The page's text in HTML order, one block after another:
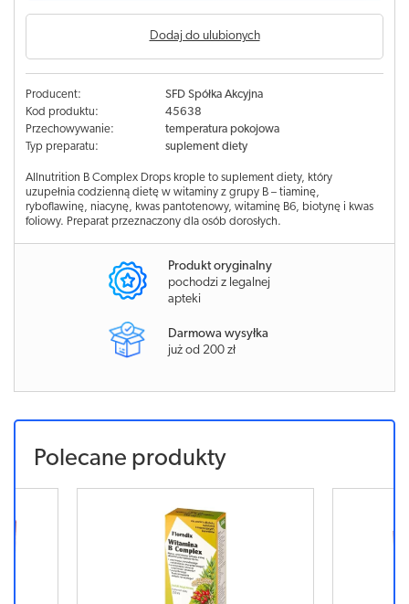
Dodaj do ulubionych
Producent:
SFD Spółka Akcyjna
Kod produktu:
45638
Przechowywanie:
temperatura pokojowa
Typ preparatu:
suplement diety
Allnutrition B Complex Drops krople to suplement diety, który
uzupełnia codzienną dietę w witaminy z grupy B – tiaminę,
ryboflawinę, niacynę, kwas pantotenowy, witaminę B6, biotynę i kwas
foliowy. Preparat przeznaczony dla osób dorosłych.
Produkt oryginalny
pochodzi z legalnej
apteki
Darmowa wysyłka
już od 200 zł
Polecane produkty